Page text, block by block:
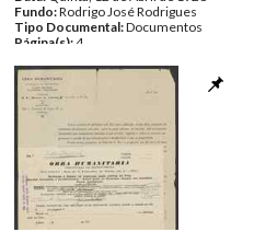
Fundo:Rodrigo José Rodrigues
Tipo Documental:Documentos
Página(s): 4